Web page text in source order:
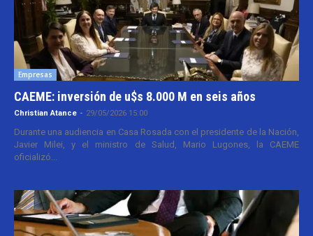
Empresas
CAEME: inversión de u$s 8.000 M en seis años
Christian Atance - 29/05/2026 15:00
Durante una audiencia en Casa Rosada con el presidente de la Nación,
Javier Milei, y el ministro de Salud, Mario Lugones, la CAEME
oficializó...